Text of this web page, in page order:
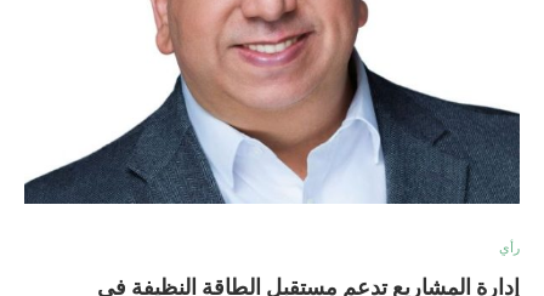
رأي
إدارة المشاريع تدعم مستقبل الطاقة النظيفة في